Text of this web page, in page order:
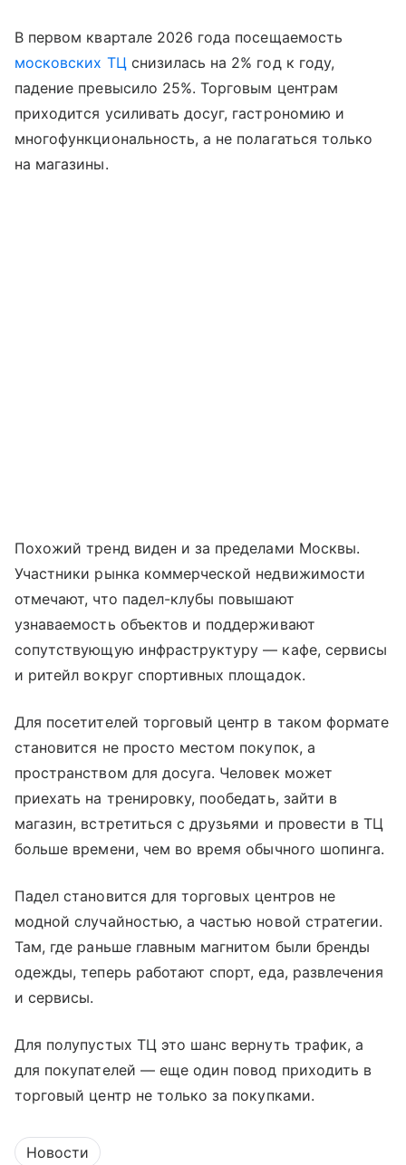
В первом квартале 2026 года посещаемость
московских ТЦ снизилась на 2% год к году,
падение превысило 25%. Торговым центрам
приходится усиливать досуг, гастрономию и
многофункциональность, а не полагаться только
на магазины.
Похожий тренд виден и за пределами Москвы.
Участники рынка коммерческой недвижимости
отмечают, что падел-клубы повышают
узнаваемость объектов и поддерживают
сопутствующую инфраструктуру — кафе, сервисы
и ритейл вокруг спортивных площадок.
Для посетителей торговый центр в таком формате
становится не просто местом покупок, а
пространством для досуга. Человек может
приехать на тренировку, пообедать, зайти в
магазин, встретиться с друзьями и провести в ТЦ
больше времени, чем во время обычного шопинга.
Падел становится для торговых центров не
модной случайностью, а частью новой стратегии.
Там, где раньше главным магнитом были бренды
одежды, теперь работают спорт, еда, развлечения
и сервисы.
Для полупустых ТЦ это шанс вернуть трафик, а
для покупателей — еще один повод приходить в
торговый центр не только за покупками.
Новости